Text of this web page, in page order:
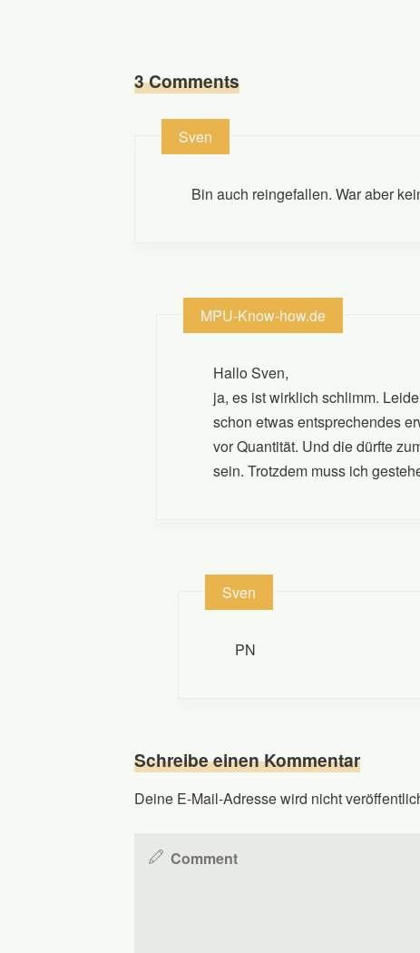
3 Comments
Sven
Bin auch reingefallen. War aber
MPU-Know-how.de
Hallo Sven,
ja, es ist wirklich schlimm.
schon etwas entsprechendes
vor Quantität. Und die dürfte
sein. Trotzdem muss ich
Sven
PN
Schreibe einen Kommentar
Deine E-Mail-Adresse wird nicht